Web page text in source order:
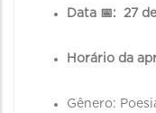
Data
Horário da
Gênero: